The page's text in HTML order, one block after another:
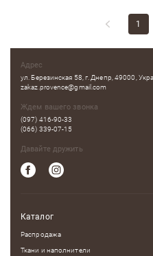
1
Адрес
ул. Березинская 58, г. Днепр, 49000,
zakaz.provence@gmail.com
Ждем вашего звонка
(097) 416-90-33
(066) 339-07-15
Давайте дружить
Каталог
Распродажа
Ткани и наполнители